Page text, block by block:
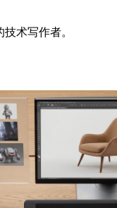
术写作者。